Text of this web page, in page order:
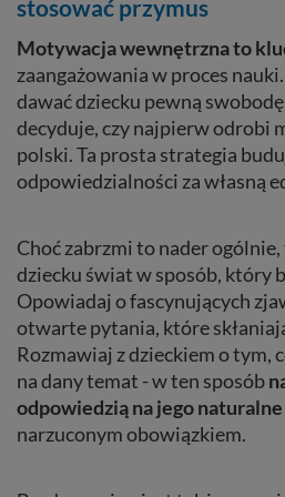
stosować przymus
Motywacja wewnętrzna to
zaangażowania w proces
dawać dziecku pewną
decyduje, czy najpierw odrobi
polski. Ta prosta strategia
odpowiedzialności za własną
Choć zabrzmi to nader
dziecku świat w sposób, który
Opowiadaj o fascynujących
otwarte pytania, które
Rozmawiaj z dzieckiem o tym,
na dany temat - w ten sposób
odpowiedzią na jego
narzuconym obowiązkiem.